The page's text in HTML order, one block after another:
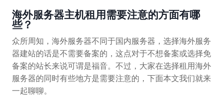
海外服务器主机租用需要注意的方面有哪
些？
众所周知，海外服务器不同于国内服务器，选择海外服务
器建站的话是不需要备案的，这点对于不想备案或选择免
备案的站长来说可谓是福音。不过，大家在选择租用海外
服务器的同时有些地方是需要注意的，下面本文我们就来
一起聊聊。